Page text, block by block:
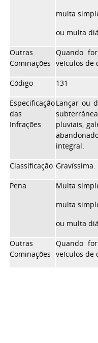
multa
ou multa
Outras
Cominações
Quando
veículos de
Código 131
Especificação
das
Infrações
Lançar ou
pluviais,
integral.
Classificação Gravíssima.
Pena
Multa
multa
ou multa
Outras
Cominações
Quando
veículos de